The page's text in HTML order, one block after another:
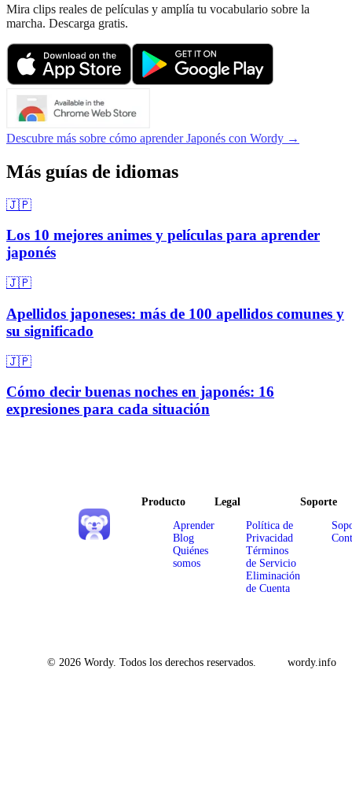
Mira clips reales de películas y amplía tu vocabulario sobre la
marcha. Descarga gratis.
Descubre más sobre cómo aprender Japonés con Wordy →
Más guías de idiomas
🇯🇵
Los 10 mejores animes y películas para aprender
japonés
🇯🇵
Apellidos japoneses: más de 100 apellidos comunes y
su significado
🇯🇵
Cómo decir buenas noches en japonés: 16
expresiones para cada situación
Producto
Aprender
Blog
Quiénes
somos
Legal
Política de
Privacidad
Términos
de Servicio
Eliminación
de Cuenta
Soporte
© 2026 Wordy. Todos los derechos reservados. wordy.info